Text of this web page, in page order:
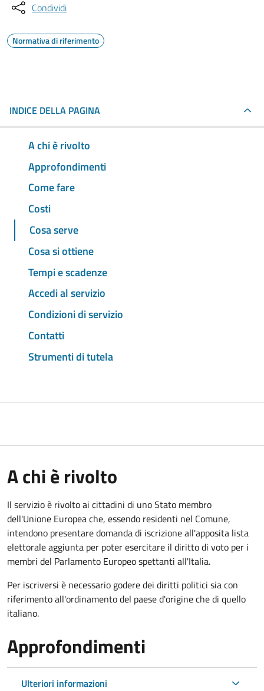
Condividi
Normativa di riferimento
INDICE DELLA PAGINA
A chi è rivolto
Approfondimenti
Come fare
Costi
Cosa serve
Cosa si ottiene
Tempi e scadenze
Accedi al servizio
Condizioni di servizio
Contatti
Strumenti di tutela
A chi è rivolto
Il servizio è rivolto ai cittadini di uno Stato membro
dell'Unione Europea che, essendo residenti nel Comune,
intendono presentare domanda di iscrizione all'apposita lista
elettorale aggiunta per poter esercitare il diritto di voto per i
membri del Parlamento Europeo spettanti all'Italia.
Per iscriversi è necessario godere dei diritti politici sia con
riferimento all'ordinamento del paese d'origine che di quello
italiano.
Approfondimenti
Ulteriori informazioni